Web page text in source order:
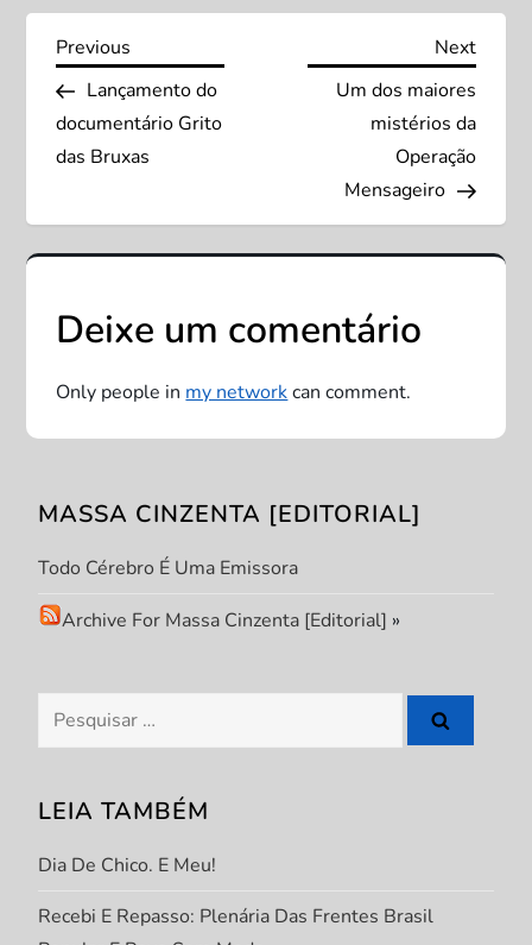
N
a
v
e
a
ç
ã
o
d
e
o
Previous
Post
Previous
Lançamento do
documentário Grito
das Bruxas
Next
Next
Um dos maiores
mistérios da
Operação
Mensageiro
Deixe um comentário
Only people in my networkcan comment.
MASSA CINZENTA [EDITORIAL]
Todo Cérebro É Uma Emissora
Archive For Massa Cinzenta [Editorial] »
Pesquisar
por:
LEIA TAMBÉM
Dia De Chico. E Meu!
Recebi E Repasso: Plenária Das Frentes Brasil